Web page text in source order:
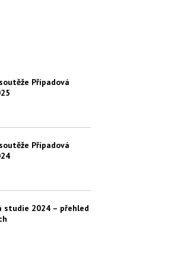
Případová
Případová
studie 2024 – přehled